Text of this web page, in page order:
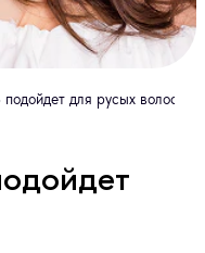
для русых волос